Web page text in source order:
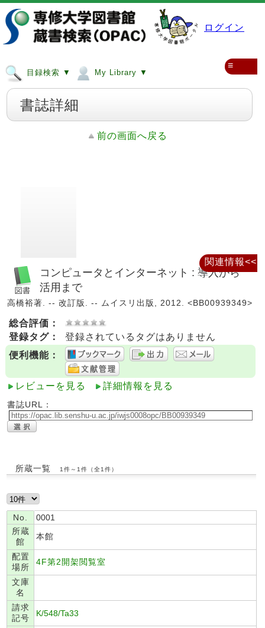
ログイン
目録検索 ▼ My Library ▼
≡
書誌詳細
前の画面へ戻る
コンピュータとインターネット : 導入から
活用まで
高橋裕著. -- 改訂版. -- ムイスリ出版, 2012. <BB00939349>
総合評価：
登録タグ：
登録されているタグはありません
便利機能：
レビューを見る 詳細情報を見る
書誌URL：
所蔵一覧 1件～1件（全1件）
No.
0001
所蔵
館
本館
配置
場所
4F第2開架閲覧室
文庫
名
請求
記号
K/548/Ta33
関連情報<<